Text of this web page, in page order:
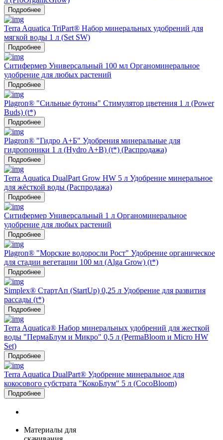
Подробнее
Terra Aquatica TriPart® Набор минеральных удобрений для
мягкой воды 1 л (Set SW)
Подробнее
Ситифермер Универсальный 100 мл Органоминеральное
удобрение для любых растений
Подробнее
Plagron® "Сильные бутоны" Стимулятор цветения 1 л (Power
Buds) (t*)
Подробнее
Plagron® "Гидро А+Б" Удобрения минеральные для
гидропоники 1 л (Hydro A+B) (t*) (Распродажа)
Подробнее
Terra Aquatica DualPart Grow HW 5 л Удобрение минеральное
для жёсткой воды (Распродажа)
Подробнее
Ситифермер Универсальный 1 л Органоминеральное
удобрение для любых растений
Подробнее
Plagron® "Морские водоросли Рост" Удобрение органическое
для стадии вегетации 100 мл (Alga Grow) (t*)
Подробнее
Simplex® СтартАп (StartUp) 0,25 л Удобрение для развития
рассады (t*)
Подробнее
Terra Aquatica® Набор минеральных удобрений для жесткой
воды "ПермаБлум и Микро" 0,5 л (PermaBloom и Micro HW
Set)
Подробнее
Terra Aquatica DualPart® Удобрение минеральное для
кокосового субстрата "КокоБлум" 5 л (CocoBloom)
Подробнее
Материалы для